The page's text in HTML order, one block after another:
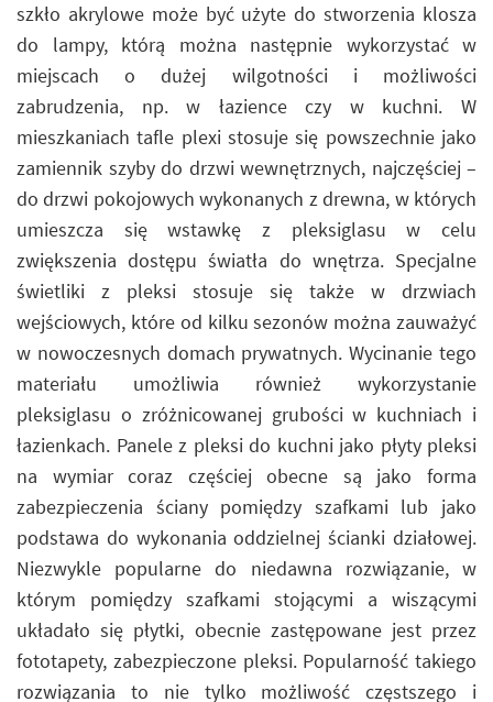
szkło akrylowe może być użyte do stworzenia klosza
do lampy, którą można następnie wykorzystać w
miejscach o dużej wilgotności i możliwości
zabrudzenia, np. w łazience czy w kuchni. W
mieszkaniach tafle plexi stosuje się powszechnie jako
zamiennik szyby do drzwi wewnętrznych, najczęściej –
do drzwi pokojowych wykonanych z drewna, w których
umieszcza się wstawkę z pleksiglasu w celu
zwiększenia dostępu światła do wnętrza. Specjalne
świetliki z pleksi stosuje się także w drzwiach
wejściowych, które od kilku sezonów można zauważyć
w nowoczesnych domach prywatnych. Wycinanie tego
materiału umożliwia również wykorzystanie
pleksiglasu o zróżnicowanej grubości w kuchniach i
łazienkach. Panele z pleksi do kuchni jako płyty pleksi
na wymiar coraz częściej obecne są jako forma
zabezpieczenia ściany pomiędzy szafkami lub jako
podstawa do wykonania oddzielnej ścianki działowej.
Niezwykle popularne do niedawna rozwiązanie, w
którym pomiędzy szafkami stojącymi a wiszącymi
układało się płytki, obecnie zastępowane jest przez
fototapety, zabezpieczone pleksi. Popularność takiego
rozwiązania to nie tylko możliwość częstszego i